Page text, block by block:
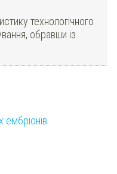
технологічного
обравши із
ембріонів